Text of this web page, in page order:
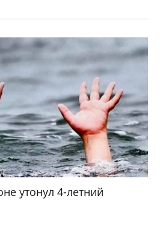
утонул 4-летний